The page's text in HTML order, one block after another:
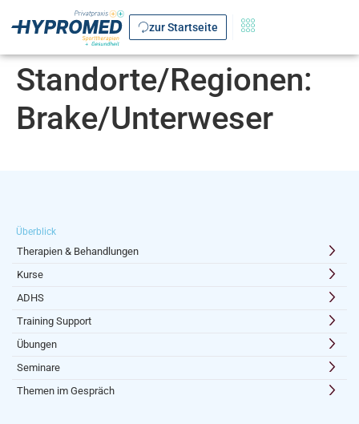
zur Startseite
Standorte/Regionen:
Brake/Unterweser
Überblick
Therapien & Behandlungen
Kurse
ADHS
Training Support
Übungen
Seminare
Themen im Gespräch